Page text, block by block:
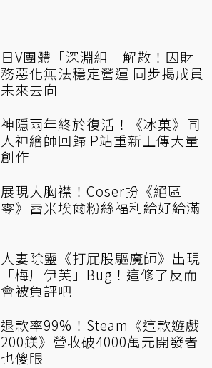
日V團體「深淵組」解散！因財
務惡化無法穩定營運 同步揭成員
未來去向
神隱兩年終於復活！《冰菓》同
人神繪師回歸 P站重新上傳大量
創作
展現大胸襟！Coser扮《絕區
零》蕾米埃爾粉絲福利給好給滿
人妻除靈《打屁股驅魔師》出現
「梅川伊芙」Bug！這修了反而
會被負評吧
退款率99%！Steam《這款遊戲
200鎂》營收破4000萬元開發者
也傻眼